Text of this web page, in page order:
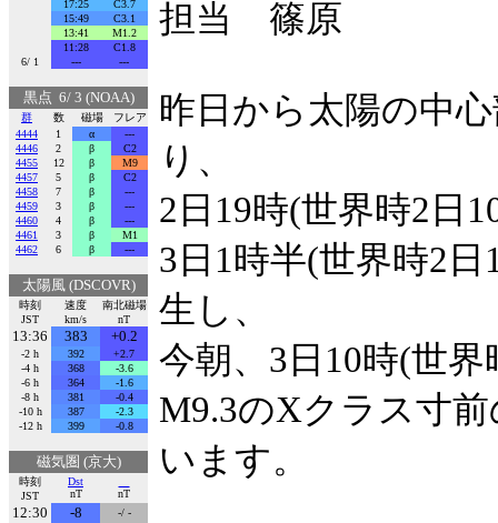
17:25
C3.7
15:49
C3.1
13:41
M1.2
11:28
C1.8
6/ 1
--- ---
黒点 6/ 3 (NOAA)
群 数 磁場
フレア
4444
1 α
---
4446
2 β
C2
4455
12 β
M9
4457
5 β
C2
4458
7 β
---
4459
3 β
---
4460
4 β
---
4461
3 β
M1
4462
6 β ---
太陽風 (DSCOVR)
時刻
JST
速度
km/s
南北磁場
nT
13:36 383 +0.2
-2 h 392
+2.7
-4 h
368
-3.6
-6 h
364
-1.6
-8 h
381
-0.4
-10 h
387
-2.3
-12 h
399 -0.8
磁気圏 (京大)
時刻
JST
Dst
nT
nT
12:30 -8
-/ -
担当 篠原
昨日から太陽の中
り、
2日19時(世界時2日
3日1時半(世界時2
生し、
今朝、3日10時(世
M9.3のXクラス寸
います。